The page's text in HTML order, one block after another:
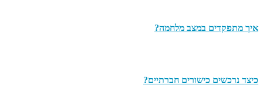
איך מתפקדים במצב מלחמה?
כיצד נרכשים כישורים חברתיים?